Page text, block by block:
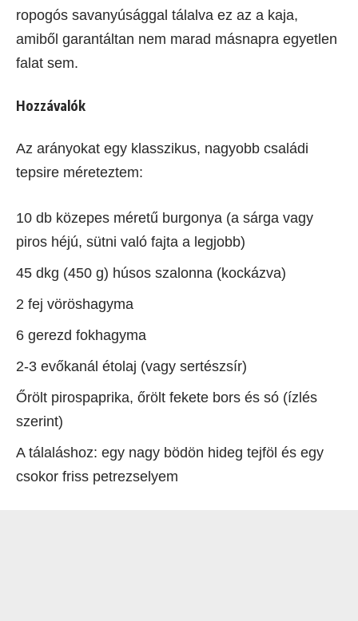
ropogós savanyúsággal tálalva ez az a kaja,
amiből garantáltan nem marad másnapra egyetlen
falat sem.
Hozzávalók
Az arányokat egy klasszikus, nagyobb családi
tepsire méreteztem:
10 db közepes méretű burgonya (a sárga vagy
piros héjú, sütni való fajta a legjobb)
45 dkg (450 g) húsos szalonna (kockázva)
2 fej vöröshagyma
6 gerezd fokhagyma
2-3 evőkanál étolaj (vagy sertészsír)
Őrölt pirospaprika, őrölt fekete bors és só (ízlés
szerint)
A tálaláshoz: egy nagy bödön hideg tejföl és egy
csokor friss petrezselyem